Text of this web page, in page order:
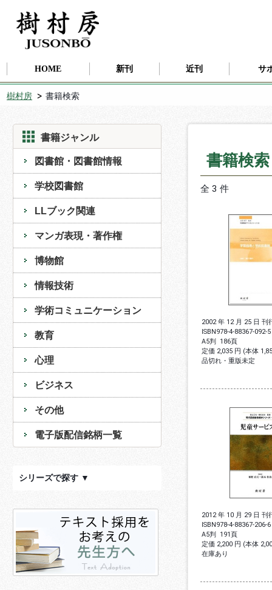
HOME 新刊 近刊 サ
樹村房 書籍検索
書籍ジャンル
図書館・図書館情報
学校図書館
LLブック関連
マンガ表現・著作権
博物館
情報技術
学術コミュニケーション
教育
心理
ビジネス
その他
電子版配信銘柄一覧
シリーズで探す ▼
書籍検
全 3 件
2002 年 12 月 25 日 刊
ISBN978-4-88367-092-5
A5判 186頁
定価 2,035 円 (本体
品切れ・重版未定
2012 年 10 月 29 日 刊
ISBN978-4-88367-206-6
A5判 191頁
定価 2,200 円 (本体
在庫あり